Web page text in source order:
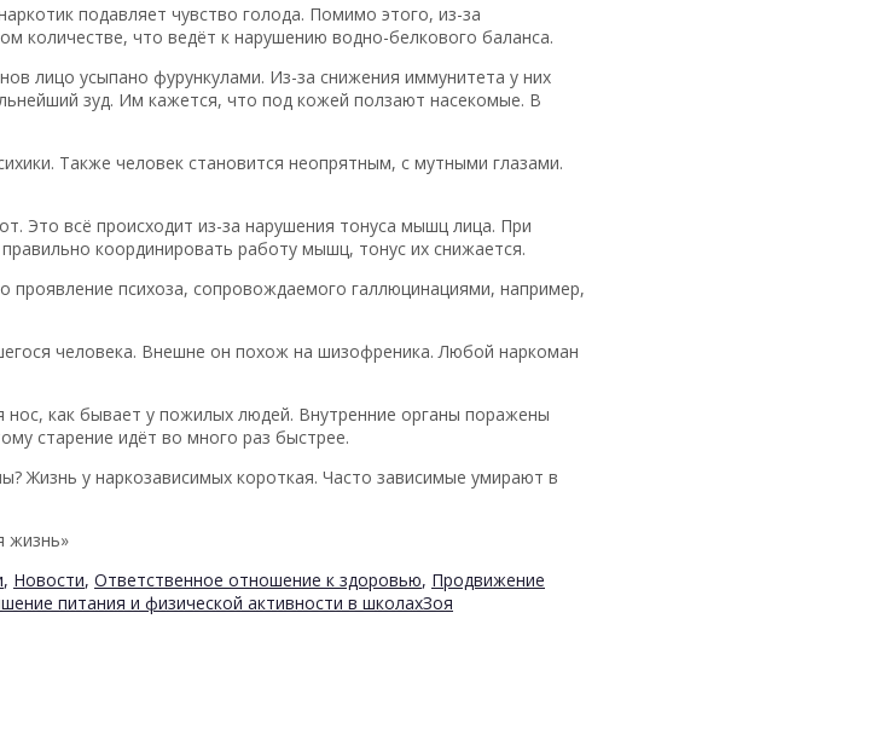
подавляет чувство голода. Помимо этого, из-за
количестве, что ведёт к нарушению водно-белкового баланса.
лицо усыпано фурункулами. Из-за снижения иммунитета у них
зуд. Им кажется, что под кожей ползают насекомые. В
Также человек становится неопрятным, с мутными глазами.
Это всё происходит из-за нарушения тонуса мышц лица. При
координировать работу мышц, тонус их снижается.
проявление психоза, сопровождаемого галлюцинациями, например,
человека. Внешне он похож на шизофреника. Любой наркоман
нос, как бывает у пожилых людей. Внутренние органы поражены
старение идёт во много раз быстрее.
Жизнь у наркозависимых короткая. Часто зависимые умирают в
жизнь»
, Новости, Ответственное отношение к здоровью, Продвижение
питания и физической активности в школахЗоя